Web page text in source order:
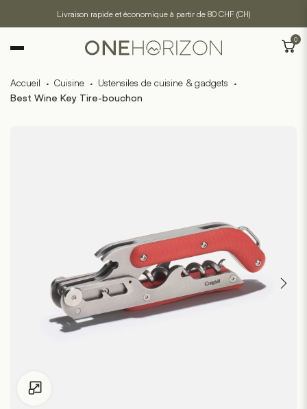
Livraison rapide et économique à partir de 80 CHF (CH)
0
Accueil · Cuisine · Ustensiles de cuisine & gadgets ·
Best Wine Key Tire-bouchon